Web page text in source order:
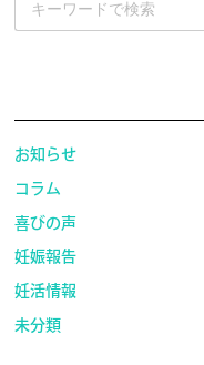
お知らせ
コラム
喜びの声
妊娠報告
妊活情報
未分類